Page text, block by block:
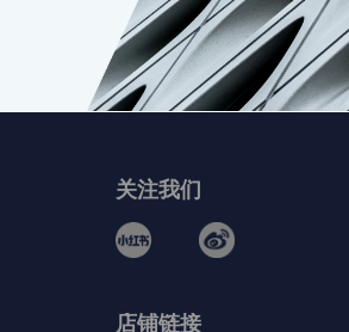
关注我们
店铺链接